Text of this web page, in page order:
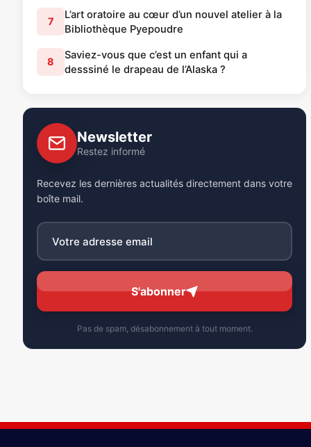
7
L’art oratoire au cœur d’un nouvel atelier à la
Bibliothèque Pyepoudre
8
Saviez-vous que c’est un enfant qui a
desssiné le drapeau de l’Alaska ?
Newsletter
Restez informé
Recevez les dernières actualités directement dans votre
boîte mail.
S'abonner
Pas de spam, désabonnement à tout moment.